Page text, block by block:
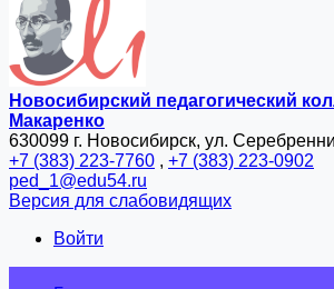
Новосибирский педагогический
Макаренко
630099 г. Новосибирск, ул.
+7 (383) 223-7760 , +7 (383) 223-0902
ped_1@edu54.ru
Версия для слабовидящих
Войти